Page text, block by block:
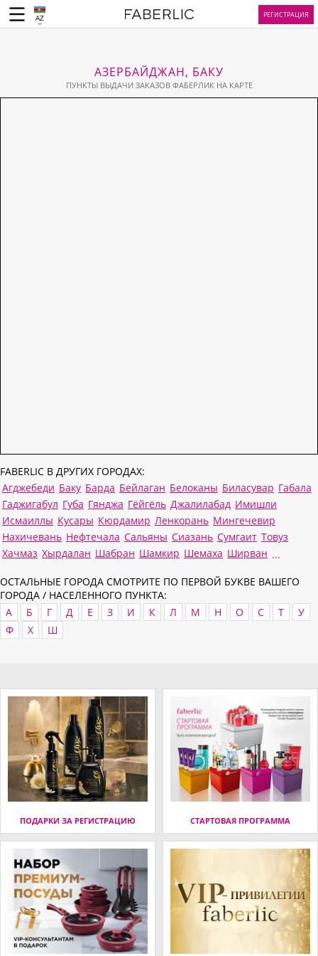
AZ РЕГИСТРАЦИЯ
АЗЕРБАЙДЖАН, БАКУ
ПУНКТЫ ВЫДАЧИ ЗАКАЗОВ ФАБЕРЛИК НА КАРТЕ
FABERLIC В ДРУГИХ ГОРОДАХ:
Агджебеди Баку Барда Бейлаган Белоканы Биласувар Габала
Гаджигабул Губа Гянджа Гёйгёль Джалилабад Имишли
Исмаиллы Кусары Кюрдамир Ленкорань Мингечевир
Нахичевань Нефтечала Сальяны Сиазань Сумгаит Товуз
Хачмаз Хырдалан Шабран Шамкир Шемаха Ширван ...
ОСТАЛЬНЫЕ ГОРОДА СМОТРИТЕ ПО ПЕРВОЙ БУКВЕ ВАШЕГО
ГОРОДА / НАСЕЛЕННОГО ПУНКТА:
А
Б Г Д Е З И К Л М Н О С Т
У
Ф
Х Ш
ПОДАРКИ ЗА РЕГИСТРАЦИЮ СТАРТОВАЯ ПРОГРАММА